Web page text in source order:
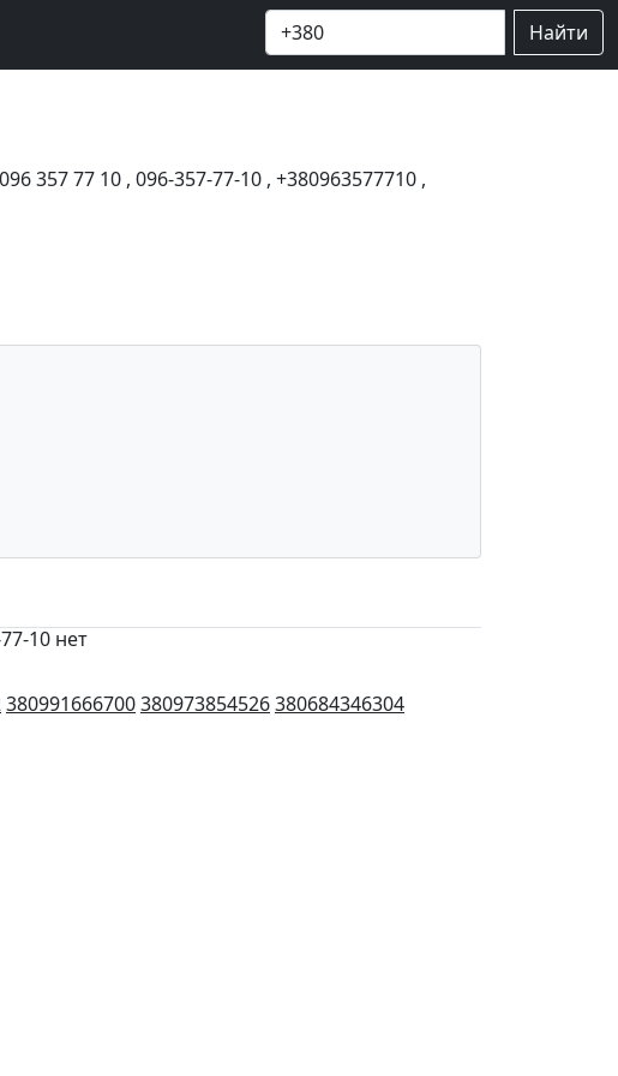
Найти
096 357 77 10 , 096-357-77-10 , +380963577710 ,
10 нет
380991666700380973854526380684346304